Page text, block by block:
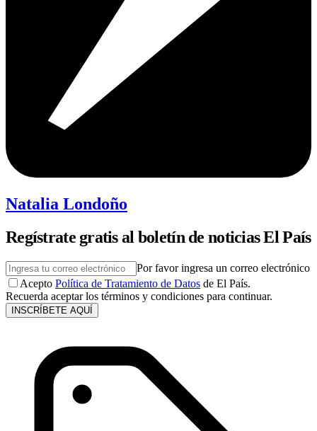
Natalia Londoño
Regístrate gratis al boletín de noticias El País
Por favor ingresa un correo electrónico
Acepto Política de Tratamiento de Datos de El País.
Recuerda aceptar los términos y condiciones para continuar.
INSCRÍBETE AQUÍ